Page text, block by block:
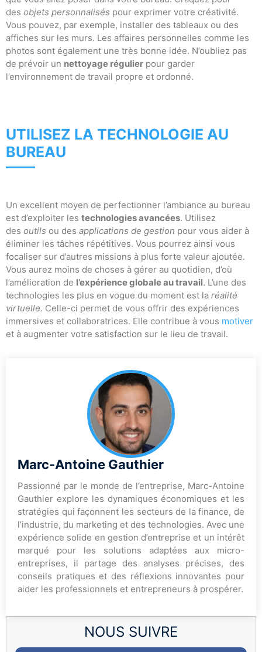
NOUS SUIVRE
des objets personnalisés pour exprimer votre créativité.
Vous pouvez, par exemple, installer des tableaux ou des
affiches sur les murs. Les affaires personnelles comme les
photos sont également une très bonne idée. N’oubliez pas
de prévoir un nettoyage régulier pour garder
l’environnement de travail propre et ordonné.
UTILISEZ LA TECHNOLOGIE AU
BUREAU
Un excellent moyen de perfectionner l’ambiance au bureau
est d’exploiter les technologies avancées. Utilisez
des outils ou des applications de gestion pour vous aider à
éliminer les tâches répétitives. Vous pourrez ainsi vous
focaliser sur d’autres missions à plus forte valeur ajoutée.
Vous aurez moins de choses à gérer au quotidien, d’où
l’amélioration de l’expérience globale au travail. L’une des
technologies les plus en vogue du moment est la réalité
virtuelle. Celle-ci permet de vous offrir des expériences
immersives et collaboratrices. Elle contribue à vous motiver
et à augmenter votre satisfaction sur le lieu de travail.
Marc-Antoine Gauthier
Passionné par le monde de l’entreprise, Marc-Antoine
Gauthier explore les dynamiques économiques et les
stratégies qui façonnent les secteurs de la finance, de
l’industrie, du marketing et des technologies. Avec une
expérience solide en gestion d’entreprise et un intérêt
marqué pour les solutions adaptées aux micro-
entreprises, il partage des analyses précises, des
conseils pratiques et des réflexions innovantes pour
aider les professionnels et entrepreneurs à prospérer.